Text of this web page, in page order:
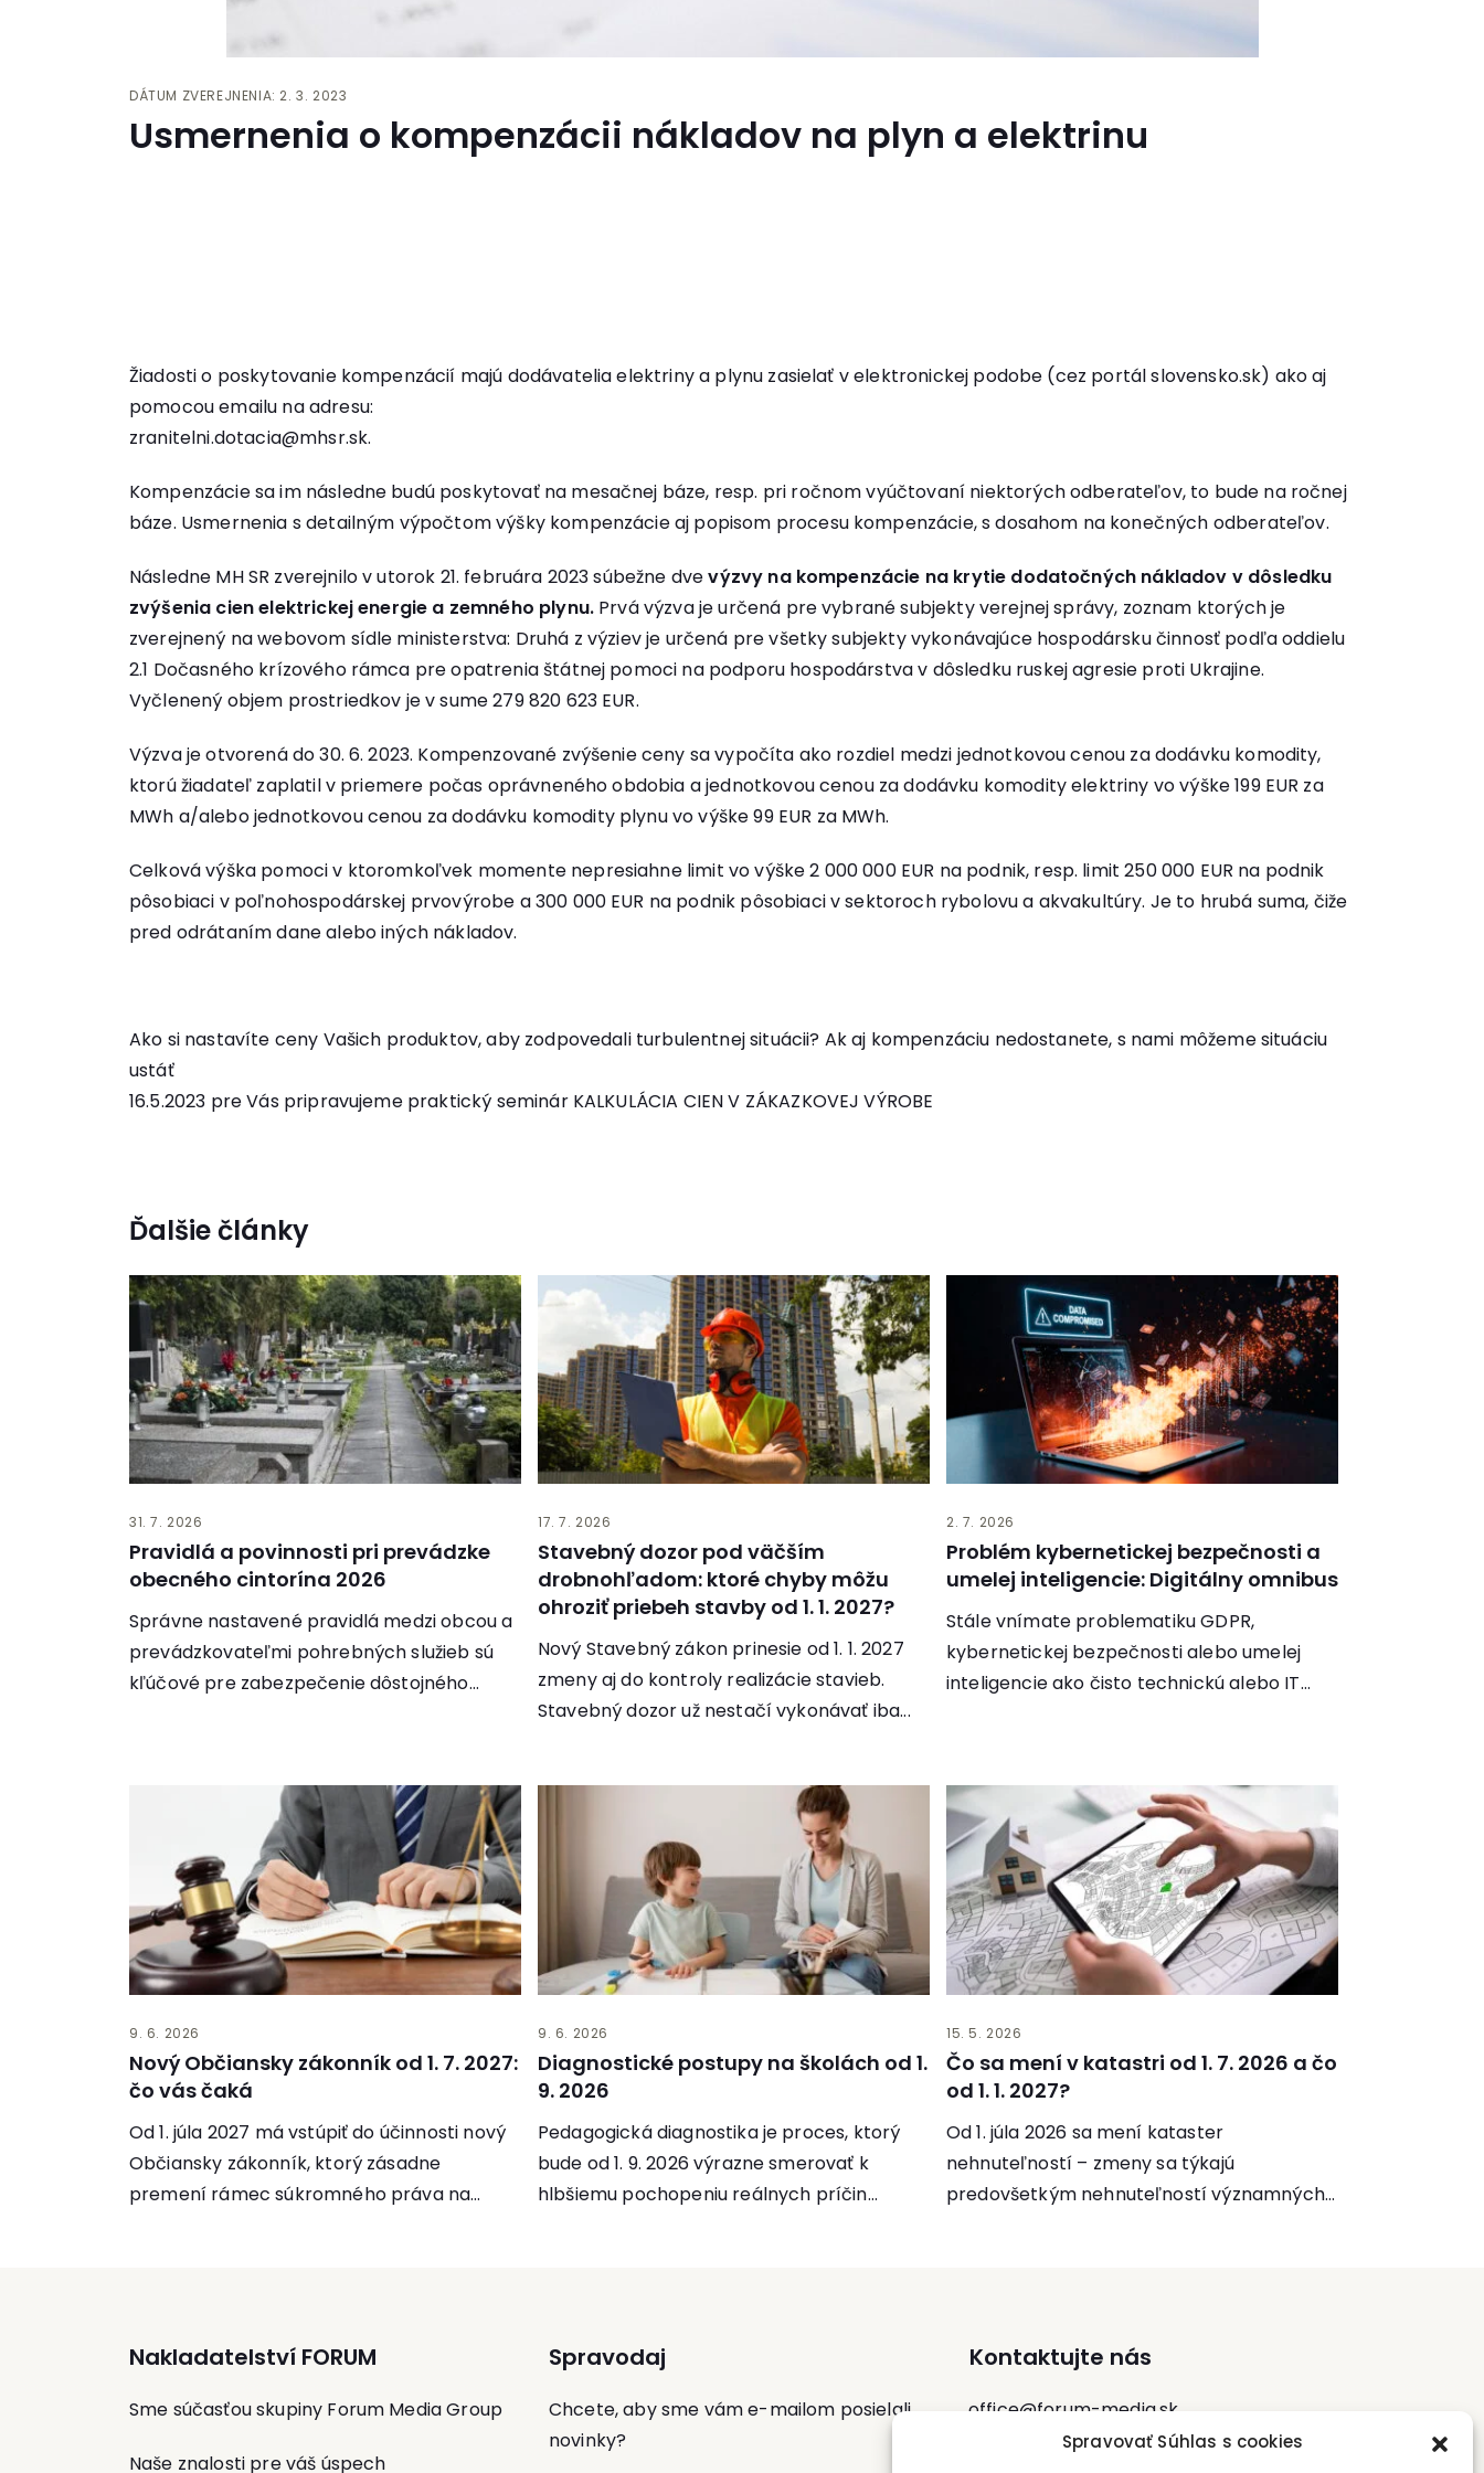
Spravovať Súhlas s cookies
DÁTUM ZVEREJNENIA: 2. 3. 2023
Usmernenia o kompenzácii nákladov na plyn a elektrinu
Žiadosti o poskytovanie kompenzácií majú dodávatelia elektriny a plynu zasielať v elektronickej podobe (cez portál slovensko.sk) ako aj
pomocou emailu na adresu:
zranitelni.dotacia@mhsr.sk.
Kompenzácie sa im následne budú poskytovať na mesačnej báze, resp. pri ročnom vyúčtovaní niektorých odberateľov, to bude na ročnej
báze. Usmernenia s detailným výpočtom výšky kompenzácie aj popisom procesu kompenzácie, s dosahom na konečných odberateľov.
Následne MH SR zverejnilo v utorok 21. februára 2023 súbežne dvevýzvy na kompenzácie na krytie dodatočných nákladov v dôsledku
zvýšenia cien elektrickej energie a zemného plynu. Prvá výzva je určená pre vybrané subjekty verejnej správy, zoznam ktorých je
zverejnený na webovom sídle ministerstva: Druhá z výziev je určená pre všetky subjekty vykonávajúce hospodársku činnosť podľa oddielu
2.1 Dočasného krízového rámca pre opatrenia štátnej pomoci na podporu hospodárstva v dôsledku ruskej agresie proti Ukrajine.
Vyčlenený objem prostriedkov je v sume 279 820 623 EUR.
Výzva je otvorená do 30. 6. 2023. Kompenzované zvýšenie ceny sa vypočíta ako rozdiel medzi jednotkovou cenou za dodávku komodity,
ktorú žiadateľ zaplatil v priemere počas oprávneného obdobia a jednotkovou cenou za dodávku komodity elektriny vo výške 199 EUR za
MWh a/alebo jednotkovou cenou za dodávku komodity plynu vo výške 99 EUR za MWh.
Celková výška pomoci v ktoromkoľvek momente nepresiahne limit vo výške 2 000 000 EUR na podnik, resp. limit 250 000 EUR na podnik
pôsobiaci v poľnohospodárskej prvovýrobe a 300 000 EUR na podnik pôsobiaci v sektoroch rybolovu a akvakultúry. Je to hrubá suma, čiže
pred odrátaním dane alebo iných nákladov.
Ako si nastavíte ceny Vašich produktov, aby zodpovedali turbulentnej situácii? Ak aj kompenzáciu nedostanete, s nami môžeme situáciu
ustáť
16.5.2023 pre Vás pripravujeme praktický seminár KALKULÁCIA CIEN V ZÁKAZKOVEJ VÝROBE
Ďalšie články
31. 7. 2026
Pravidlá a povinnosti pri prevádzke
obecného cintorína 2026
Správne nastavené pravidlá medzi obcou a
prevádzkovateľmi pohrebných služieb sú
kľúčové pre zabezpečenie dôstojného
17. 7. 2026
Stavebný dozor pod väčším
drobnohľadom: ktoré chyby môžu
ohroziť priebeh stavby od 1. 1. 2027?
Nový Stavebný zákon prinesie od 1. 1. 2027
zmeny aj do kontroly realizácie stavieb.
Stavebný dozor už nestačí vykonávať iba...
2. 7. 2026
Problém kybernetickej bezpečnosti a
umelej inteligencie: Digitálny omnibus
Stále vnímate problematiku GDPR,
kybernetickej bezpečnosti alebo umelej
inteligencie ako čisto technickú alebo IT
9. 6. 2026
Nový Občiansky zákonník od 1. 7. 2027:
čo vás čaká
Od 1. júla 2027 má vstúpiť do účinnosti nový
Občiansky zákonník, ktorý zásadne
premení rámec súkromného práva na
9. 6. 2026
Diagnostické postupy na školách od 1.
9. 2026
Pedagogická diagnostika je proces, ktorý
bude od 1. 9. 2026 výrazne smerovať k
hlbšiemu pochopeniu reálnych príčin
15. 5. 2026
Čo sa mení v katastri od 1. 7. 2026 a čo
od 1. 1. 2027?
Od 1. júla 2026 sa mení kataster
nehnuteľností – zmeny sa týkajú
predovšetkým nehnuteľností významných
Nakladatelství FORUM
Sme súčasťou skupiny Forum Media Group
Naše znalosti pre váš úspech
Spravodaj
Chcete, aby sme vám e-mailom posielali
novinky?
Kontaktujte nás
office@forum-media.sk